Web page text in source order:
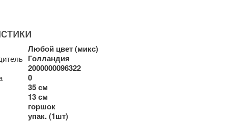
Любой цвет (микс)
Голландия
2000000096322
0
35 см
13 см
горшок
упак. (1шт)